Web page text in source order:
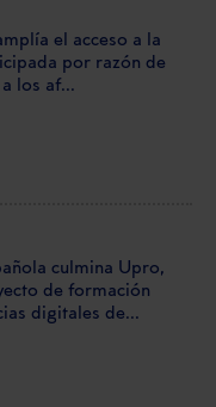
el acceso a la
por razón de
los af...
culmina Upro,
de formación
digitales de...